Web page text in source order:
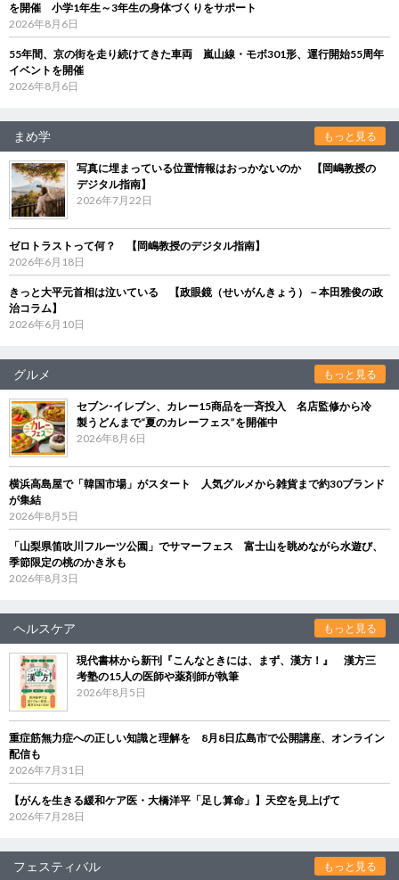
を開催 小学1年生～3年生の身体づくりをサポート
2026年8月6日
55年間、京の街を走り続けてきた車両 嵐山線・モボ301形、運行開始55周年
イベントを開催
2026年8月6日
まめ学 もっと見る
写真に埋まっている位置情報はおっかないのか 【岡嶋教授の
デジタル指南】
2026年7月22日
ゼロトラストって何？ 【岡嶋教授のデジタル指南】
2026年6月18日
きっと大平元首相は泣いている 【政眼鏡（せいがんきょう）－本田雅俊の政
治コラム】
2026年6月10日
グルメ もっと見る
セブン‐イレブン、カレー15商品を一斉投入 名店監修から冷
製うどんまで“夏のカレーフェス”を開催中
2026年8月6日
横浜高島屋で「韓国市場」がスタート 人気グルメから雑貨まで約30ブランド
が集結
2026年8月5日
「山梨県笛吹川フルーツ公園」でサマーフェス 富士山を眺めながら水遊び、
季節限定の桃のかき氷も
2026年8月3日
ヘルスケア もっと見る
現代書林から新刊『こんなときには、まず、漢方！』 漢方三
考塾の15人の医師や薬剤師が執筆
2026年8月5日
重症筋無力症への正しい知識と理解を 8月8日広島市で公開講座、オンライン
配信も
2026年7月31日
【がんを生きる緩和ケア医・大橋洋平「足し算命」】天空を見上げて
2026年7月28日
フェスティバル もっと見る